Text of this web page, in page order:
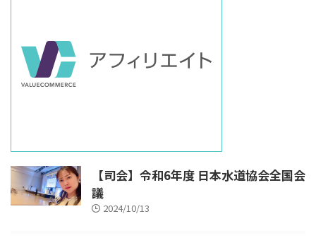
【司会】令和6年度 日本水道協会全国会
議
2024/10/13